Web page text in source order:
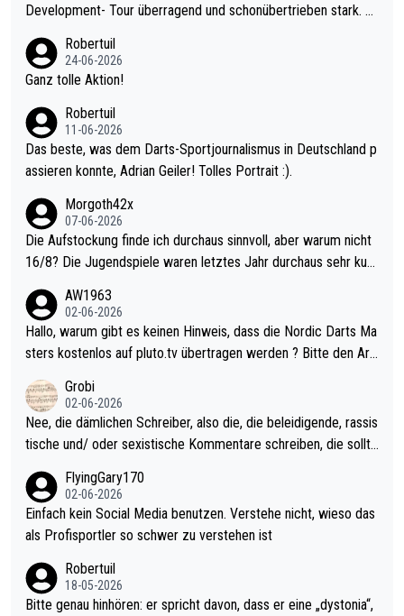
Development- Tour überragend und schonübertrieben stark. U
mal 40+ erst recht. Da gewinnst keinen Blumentopf - ist ja noc
h krasser wie ein Pokalspiel eines Kreisligisten vs einem Bund
Robertuil
24-06-2026
Ganz tolle Aktion!
Robertuil
11-06-2026
Das beste, was dem Darts-Sportjournalismus in Deutschland p
assieren konnte, Adrian Geiler! Tolles Portrait :).
Morgoth42x
07-06-2026
Die Aufstockung finde ich durchaus sinnvoll, aber warum nicht
16/8? Die Jugendspiele waren letztes Jahr durchaus sehr kurz
Allerdings ist Mitchell Lawrie als Nummer 1 der Welt eh qualifi
ziert. Somit ändert die automatische Qualifikation des Weltmei
sters erstmal nichts. Ich denke sie wollen damit für nächstes J
ohl wenig WDF Turniere spielen. Dies war bei Archie Self letzt
es Jahr der Fall. Er musste als amtierender Weltmeister durch
den Qualifier und ich glaube kaum, dass Mitchel sich das (in Ve
gas) antun würde, wenn er doch eigentlich die PDC-WM als Zi
el hat.
AW1963
02-06-2026
Hallo, warum gibt es keinen Hinweis, dass die Nordic Darts Ma
sters kostenlos auf pluto.tv übertragen werden ? Bitte den Arti
Grobi
02-06-2026
Nee, die dämlichen Schreiber, also die, die beleidigende, rassis
tische und/ oder sexistische Kommentare schreiben, die sollte
s Leben in den Griff kriegen. Nur eins wundert mich: Luke Little
r war doch neulich erst derjenige, der über Social Media GvV p
rovoziert hat. Und Littlers Mutter schießt öfters mal gegen Ric
FlyingGary170
02-06-2026
Einfach kein Social Media benutzen. Verstehe nicht, wieso das
als Profisportler so schwer zu verstehen ist
Robertuil
18-05-2026
Bitte genau hinhören: er spricht davon, dass er eine „dystonia“,